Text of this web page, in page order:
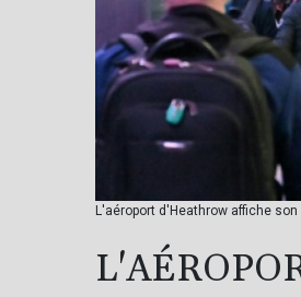
L'aéroport d'Heathrow affiche